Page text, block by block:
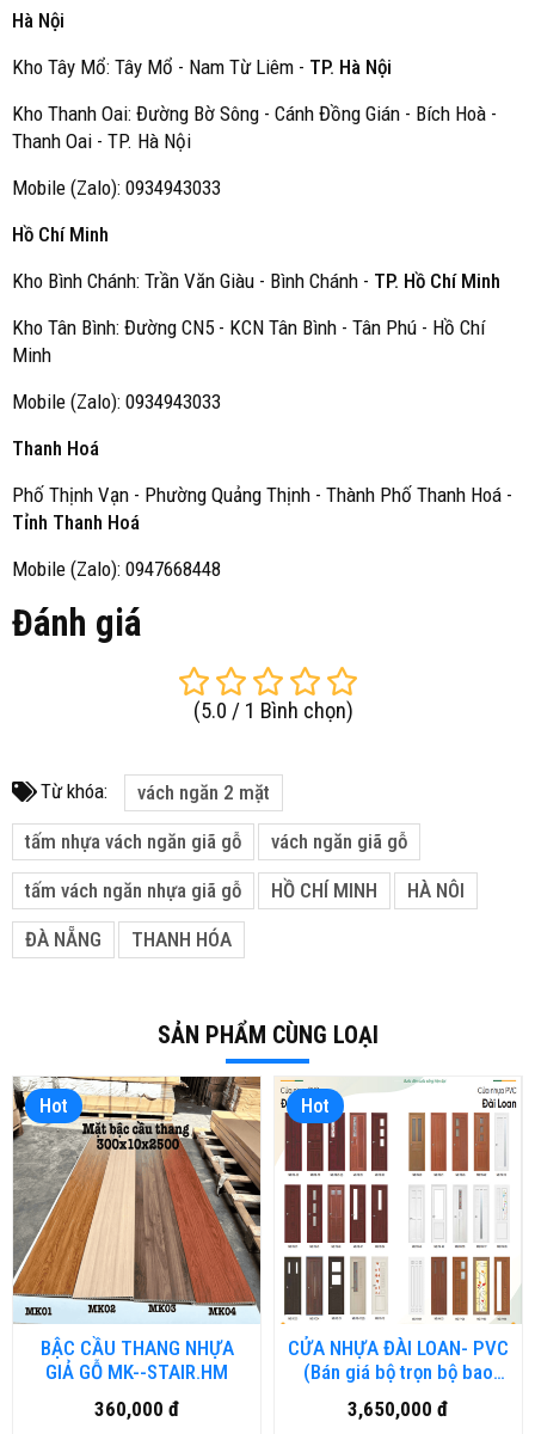
Hà Nội
Kho Tây Mổ: Tây Mổ - Nam Từ Liêm - TP. Hà Nội
Kho Thanh Oai: Đường Bờ Sông - Cánh Đồng Gián - Bích Hoà -
Thanh Oai - TP. Hà Nội
Mobile (Zalo): 0934943033
Hồ Chí Minh
Kho Bình Chánh: Trần Văn Giàu - Bình Chánh - TP. Hồ Chí Minh
Kho Tân Bình: Đường CN5 - KCN Tân Bình - Tân Phú - Hồ Chí
Minh
Mobile (Zalo): 0934943033
Thanh Hoá
Phố Thịnh Vạn - Phường Quảng Thịnh - Thành Phố Thanh Hoá -
Tỉnh Thanh Hoá
Mobile (Zalo): 0947668448
Đánh giá
(5.0 / 1 Bình chọn)
Từ khóa: vách ngăn 2 mặt
tấm nhựa vách ngăn giã gỗ vách ngăn giã gỗ
tấm vách ngăn nhựa giã gỗ HỒ CHÍ MINH HÀ NÔI
ĐÀ NẴNG THANH HÓA
SẢN PHẨM CÙNG LOẠI
Hot
BẬC CẦU THANG NHỰA
GIẢ GỖ MK--STAIR.HM
360,000 đ
Hot
CỬA NHỰA ĐÀI LOAN- PVC
(Bán giá bộ trọn bộ bao
gồm lắp đặt theo KÍCH
THƯỚC 80 x 210cm)
3,650,000 đ